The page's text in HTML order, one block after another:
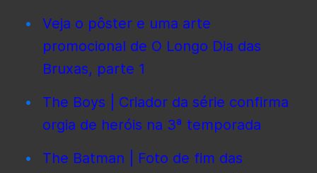
Veja o pôster e uma arte
promocional de O Longo Dia das
Bruxas, parte 1
The Boys | Criador da série confirma
orgia de heróis na 3ª temporada
The Batman | Foto de fim das